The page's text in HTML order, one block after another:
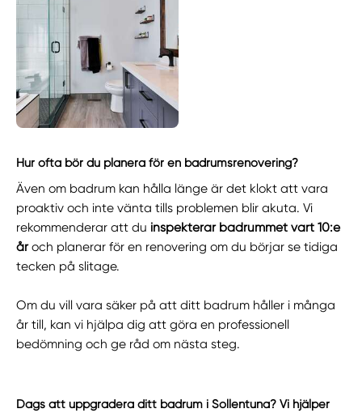
Hur ofta bör du planera för en badrumsrenovering?
Även om badrum kan hålla länge är det klokt att vara
proaktiv och inte vänta tills problemen blir akuta. Vi
rekommenderar att du inspekterar badrummet vart 10:e
åroch planerar för en renovering om du börjar se tidiga
tecken på slitage.
Om du vill vara säker på att ditt badrum håller i många
år till, kan vi hjälpa dig att göra en professionell
bedömning och ge råd om nästa steg.
Dags att uppgradera ditt badrum i Sollentuna? Vi hjälper